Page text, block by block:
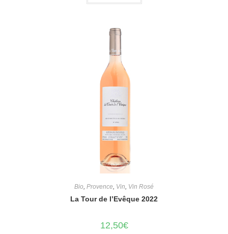
Bio Provence Vin Vin Rosé
La Tour de l’Evêque 2022
12,50€